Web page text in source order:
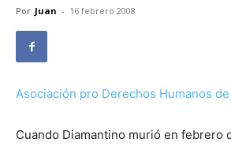
Por Juan - 16 febrero 2008
Asociación pro Derechos Humanos
Cuando Diamantino murió en febrero